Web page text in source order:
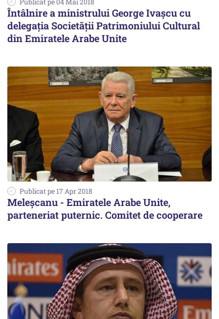
Întâlnire a ministrului George Ivaşcu cu
delegația Societății Patrimoniului Cultural
din Emiratele Arabe Unite
Publicat pe 17 Apr 2018
Meleșcanu - Emiratele Arabe Unite,
parteneriat puternic. Comitet de cooperare